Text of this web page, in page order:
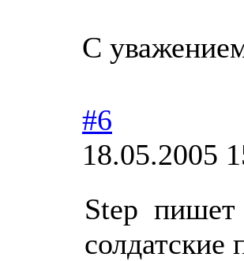
С
#6
18.05.2005
Step пишет
солдатские